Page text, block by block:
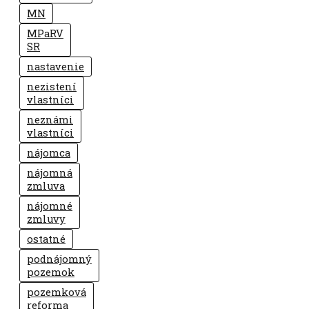
MN
MPaRV
SR
nastavenie
nezistení
vlastníci
neznámi
vlastníci
nájomca
nájomná
zmluva
nájomné
zmluvy
ostatné
podnájomný
pozemok
pozemková
reforma